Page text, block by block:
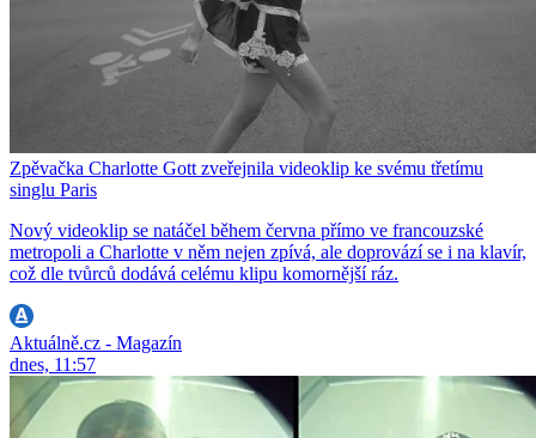
Zpěvačka Charlotte Gott zveřejnila videoklip ke svému třetímu
singlu Paris
Nový videoklip se natáčel během června přímo ve francouzské
metropoli a Charlotte v něm nejen zpívá, ale doprovází se i na klavír,
což dle tvůrců dodává celému klipu komornější ráz.
Aktuálně.cz - Magazín
dnes, 11:57